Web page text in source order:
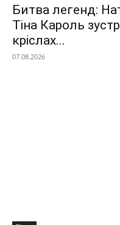
Битва легенд:
Тіна Кароль
кріслах...
07.08.2026